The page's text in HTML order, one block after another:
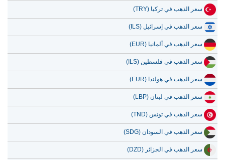
سعر الذهب في تركيا (TRY)
سعر الذهب في إسرائيل (ILS)
سعر الذهب في ألمانيا (EUR)
سعر الذهب في فلسطين (ILS)
سعر الذهب في هولندا (EUR)
سعر الذهب في لبنان (LBP)
سعر الذهب في تونس (TND)
سعر الذهب في السودان (SDG)
سعر الذهب في الجزائر (DZD)